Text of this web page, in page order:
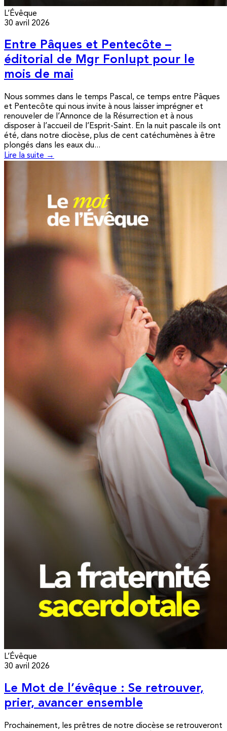
L’Évêque
30 avril 2026
Entre Pâques et Pentecôte –
éditorial de Mgr Fonlupt pour le
mois de mai
Nous sommes dans le temps Pascal, ce temps entre Pâques
et Pentecôte qui nous invite à nous laisser imprégner et
renouveler de l’Annonce de la Résurrection et à nous
disposer à l’accueil de l’Esprit-Saint. En la nuit pascale ils ont
été, dans notre diocèse, plus de cent catéchumènes à être
plongés dans les eaux du...
Lire la suite →
L’Évêque
30 avril 2026
Le Mot de l’évêque : Se retrouver,
prier, avancer ensemble
Prochainement, les prêtres de notre diocèse se retrouveront